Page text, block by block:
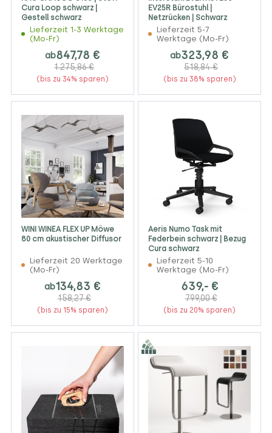
Cura Loop schwarz |
Gestell schwarz
Lieferzeit 1-3 Werktage
(Mo-Fr)
ab847,78 €
1.275,86 €
(bis zu 34% sparen)
EV25R Bürostuhl |
Netzrücken | Schwarz
Lieferzeit 5-7
Werktage (Mo-Fr)
ab323,98 €
518,84 €
(bis zu 38% sparen)
WINI WINEA FLEX UP Möwe
80 cm akustischer Diffusor
Lieferzeit 20 Werktage
(Mo-Fr)
ab134,83 €
158,27 €
(bis zu 15% sparen)
Aeris Numo Task mit
Federbein schwarz | Bezug
Cura schwarz
Lieferzeit 5-10
Werktage (Mo-Fr)
639,- €
799,00 €
(bis zu 20% sparen)